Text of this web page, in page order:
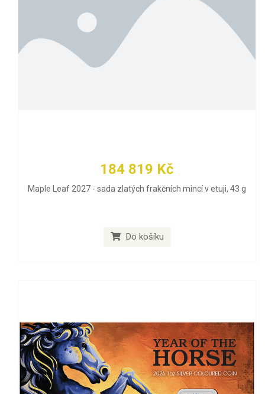
184 819 Kč
Maple Leaf 2027 - sada zlatých frakčních mincí v etuji, 43 g
Do košíku